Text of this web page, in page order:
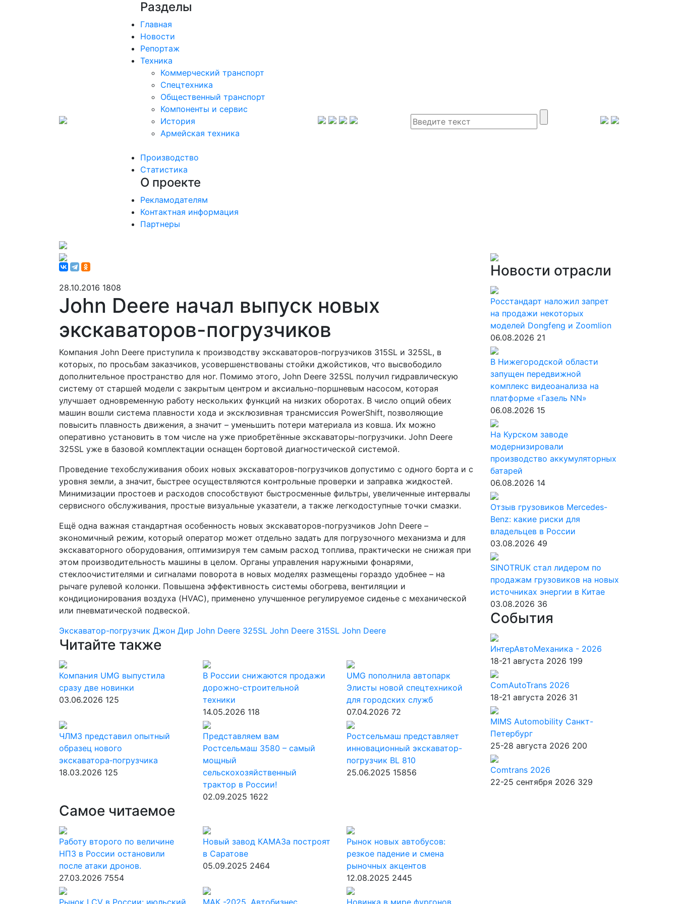
Разделы
Главная
Новости
Репортаж
Техника
Коммерческий транспорт
Спецтехника
Общественный транспорт
Компоненты и сервис
История
Армейская техника
Производство
Статистика
О проекте
Рекламодателям
Контактная информация
Партнеры
28.10.2016 1808
John Deere начал выпуск новых
экскаваторов-погрузчиков
Компания John Deere приступила к производству экскаваторов-погрузчиков 315SL и 325SL, в
которых, по просьбам заказчиков, усовершенствованы стойки джойстиков, что высвободило
дополнительное пространство для ног. Помимо этого, John Deere 325SL получил гидравлическую
систему от старшей модели с закрытым центром и аксиально-поршневым насосом, которая
улучшает одновременную работу нескольких функций на низких оборотах. В число опций обеих
машин вошли система плавности хода и эксклюзивная трансмиссия PowerShift, позволяющие
повысить плавность движения, а значит – уменьшить потери материала из ковша. Их можно
оперативно установить в том числе на уже приобретённые экскаваторы-погрузчики. John Deere
325SL уже в базовой комплектации оснащен бортовой диагностической системой.
Проведение техобслуживания обоих новых экскаваторов-погрузчиков допустимо с одного борта и с
уровня земли, а значит, быстрее осуществляются контрольные проверки и заправка жидкостей.
Минимизации простоев и расходов способствуют быстросменные фильтры, увеличенные интервалы
сервисного обслуживания, простые визуальные указатели, а также легкодоступные точки смазки.
Ещё одна важная стандартная особенность новых экскаваторов-погрузчиков John Deere –
экономичный режим, который оператор может отдельно задать для погрузочного механизма и для
экскаваторного оборудования, оптимизируя тем самым расход топлива, практически не снижая при
этом производительность машины в целом. Органы управления наружными фонарями,
стеклоочистителями и сигналами поворота в новых моделях размещены гораздо удобнее – на
рычаге рулевой колонки. Повышена эффективность системы обогрева, вентиляции и
кондиционирования воздуха (HVAC), применено улучшенное регулируемое сиденье с механической
или пневматической подвеской.
Экскаватор-погрузчик Джон Дир John Deere 325SL John Deere 315SL John Deere
Читайте также
Компания UMG выпустила
сразу две новинки
03.06.2026 125
В России снижаются продажи
дорожно-строительной
техники
14.05.2026 118
UMG пополнила автопарк
Элисты новой спецтехникой
для городских служб
07.04.2026 72
ЧЛМЗ представил опытный
образец нового
экскаватора‑погрузчика
18.03.2026 125
Представляем вам
Ростсельмаш 3580 – самый
мощный
сельскохозяйственный
трактор в России!
02.09.2025 1622
Ростсельмаш представляет
инновационный экскаватор-
погрузчик BL 810
25.06.2025 15856
Самое читаемое
Работу второго по величине
НПЗ в России остановили
после атаки дронов.
27.03.2026 7554
Новый завод КАМАЗа построят
в Саратове
05.09.2025 2464
Рынок новых автобусов:
резкое падение и смена
рыночных акцентов
12.08.2025 2445
Рынок LCV в России: июльский МАК -2025. Автобизнес Новинка в мире фургонов
Новости отрасли
Росстандарт наложил запрет
на продажи некоторых
моделей Dongfeng и Zoomlion
06.08.2026 21
В Нижегородской области
запущен передвижной
комплекс видеоанализа на
платформе «Газель NN»
06.08.2026 15
На Курском заводе
модернизировали
производство аккумуляторных
батарей
06.08.2026 14
Отзыв грузовиков Mercedes-
Benz: какие риски для
владельцев в России
03.08.2026 49
SINOTRUK стал лидером по
продажам грузовиков на новых
источниках энергии в Китае
03.08.2026 36
События
ИнтерАвтоМеханика - 2026
18-21 августа 2026 199
ComAutoTrans 2026
18-21 августа 2026 31
MIMS Automobility Санкт-
Петербург
25-28 августа 2026 200
Comtrans 2026
22-25 сентября 2026 329